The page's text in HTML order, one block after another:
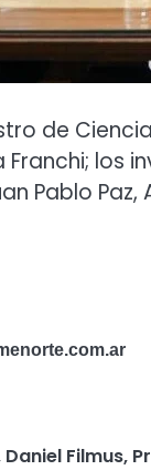
de
Franchi; los
Pablo
Daniel Filmus,